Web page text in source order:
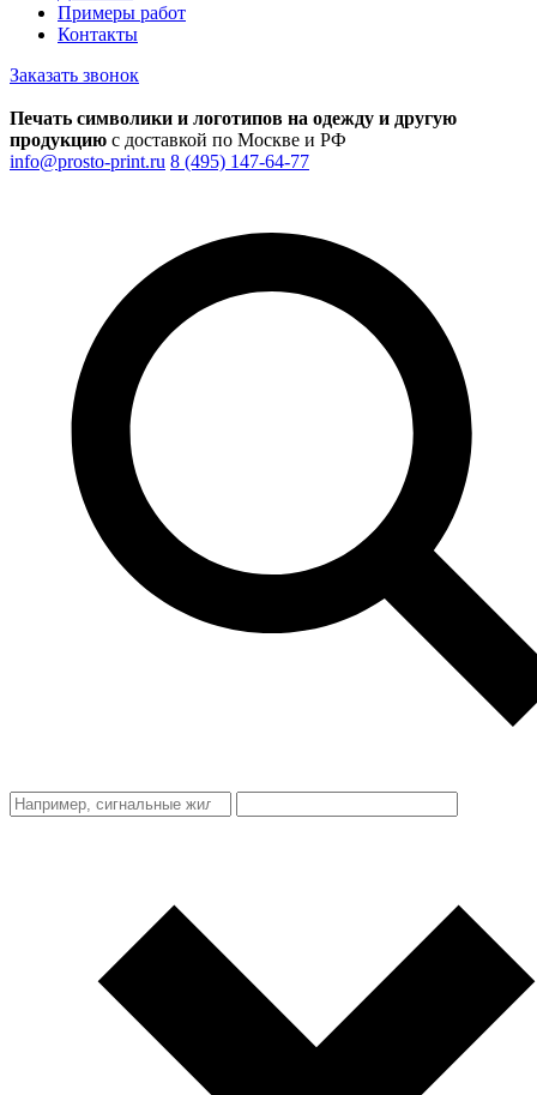
Примеры работ
Контакты
Заказать звонок
Печать символики и логотипов на одежду и другую
продукцию с доставкой по Москве и РФ
info@prosto-print.ru 8 (495) 147-64-77